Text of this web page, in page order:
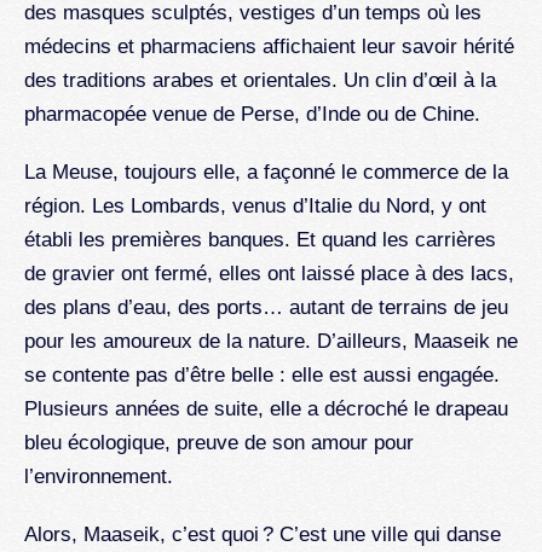
des masques sculptés, vestiges d’un temps où les
médecins et pharmaciens affichaient leur savoir hérité
des traditions arabes et orientales. Un clin d’œil à la
pharmacopée venue de Perse, d’Inde ou de Chine.
La Meuse, toujours elle, a façonné le commerce de la
région. Les Lombards, venus d’Italie du Nord, y ont
établi les premières banques. Et quand les carrières
de gravier ont fermé, elles ont laissé place à des lacs,
des plans d’eau, des ports… autant de terrains de jeu
pour les amoureux de la nature. D’ailleurs, Maaseik ne
se contente pas d’être belle : elle est aussi engagée.
Plusieurs années de suite, elle a décroché le drapeau
bleu écologique, preuve de son amour pour
l’environnement.
Alors, Maaseik, c’est quoi ? C’est une ville qui danse